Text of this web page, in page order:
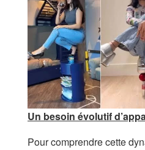
Un besoin évolutif
Pour comprendre cette